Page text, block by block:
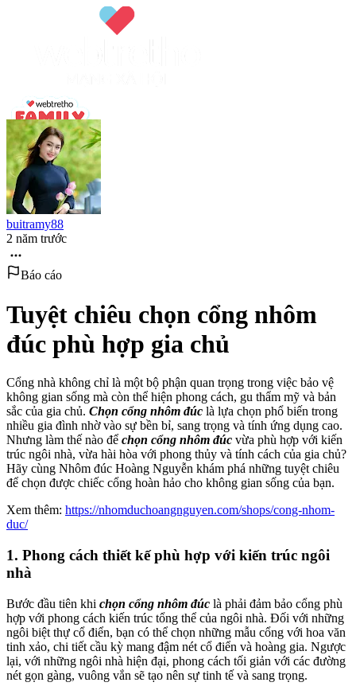
buitramy88
2 năm trước
Báo cáo
Tuyệt chiêu chọn cổng nhôm
đúc phù hợp gia chủ
Cổng nhà không chỉ là một bộ phận quan trọng trong việc bảo vệ
không gian sống mà còn thể hiện phong cách, gu thẩm mỹ và bản
sắc của gia chủ. Chọn cổng nhôm đúc là lựa chọn phổ biến trong
nhiều gia đình nhờ vào sự bền bỉ, sang trọng và tính ứng dụng cao.
Nhưng làm thế nào để chọn cổng nhôm đúc vừa phù hợp với kiến
trúc ngôi nhà, vừa hài hòa với phong thủy và tính cách của gia chủ?
Hãy cùng Nhôm đúc Hoàng Nguyễn khám phá những tuyệt chiêu
để chọn được chiếc cổng hoàn hảo cho không gian sống của bạn.
Xem thêm: https://nhomduchoangnguyen.com/shops/cong-nhom-
duc/
1. Phong cách thiết kế phù hợp với kiến trúc ngôi
nhà
Bước đầu tiên khi chọn cổng nhôm đúc là phải đảm bảo cổng phù
hợp với phong cách kiến trúc tổng thể của ngôi nhà. Đối với những
ngôi biệt thự cổ điển, bạn có thể chọn những mẫu cổng với hoa văn
tinh xảo, chi tiết cầu kỳ mang đậm nét cổ điển và hoàng gia. Ngược
lại, với những ngôi nhà hiện đại, phong cách tối giản với các đường
nét gọn gàng, vuông vắn sẽ tạo nên sự tinh tế và sang trọng.